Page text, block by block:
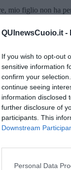
QUInewsCuoio.it -
If you wish to opt-out
sensitive information
confirm your
continue seeing
information disclosed
further disclosure of
participants. This
Downstream
Personal Data
mio figlio non ha
delle rapine. E’
che si
li faccia fare
da lei. Gli dica che
l’uomo
gli aveva
di quella
decentrata della
del giorno
centrale. E anche
Polizia di Stato.
il figlio e fatto
non sono come
vuole vivere alle
stare attento agli
dichiarazioni ha